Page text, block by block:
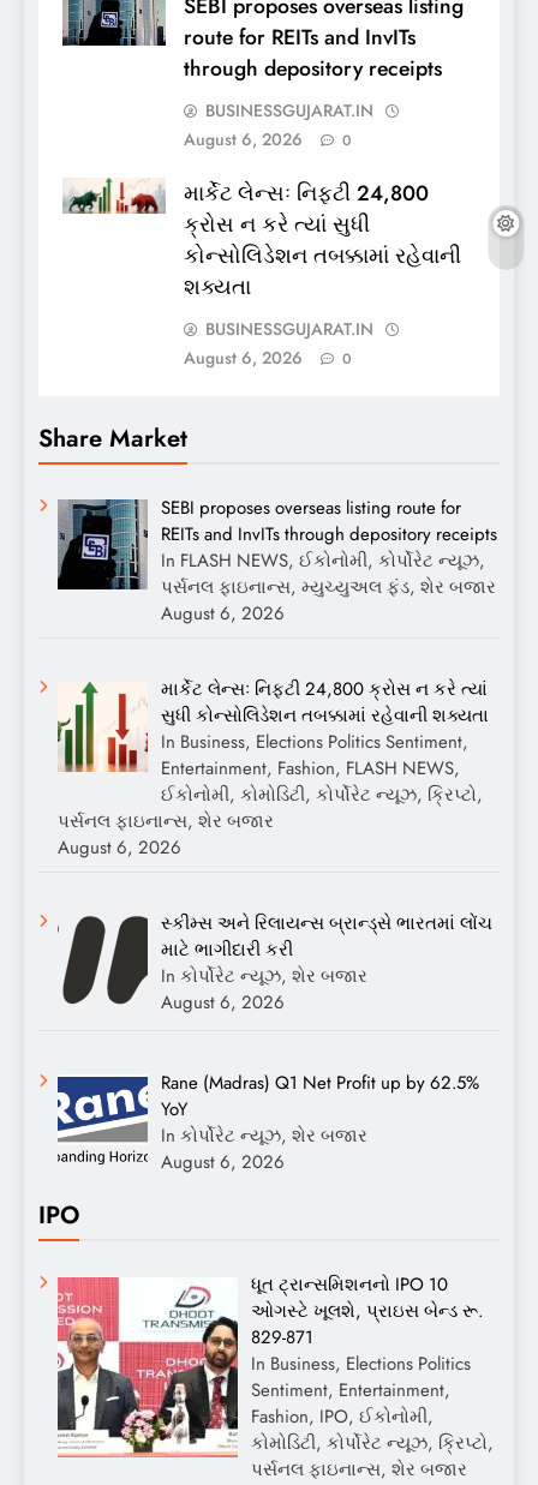
route for REITs and InvITs
through depository receipts
BUSINESSGUJARAT.IN
August 6, 2026
0
માર્કેટ લેન્સઃ નિફ્ટી 24,800
ક્રોસ ન કરે ત્યાં સુધી
કોન્સોલિડેશન તબક્કામાં રહેવાની
શક્યતા
BUSINESSGUJARAT.IN
August 6, 2026
0
Share Market
SEBI proposes overseas listing route for
REITs and InvITs through depository receipts
In FLASH NEWS, ઈકોનોમી, કોર્પોરેટ ન્યૂઝ,
પર્સનલ ફાઇનાન્સ, મ્યુચ્યુઅલ ફંડ, શેર બજાર
August 6, 2026
માર્કેટ લેન્સઃ નિફ્ટી 24,800 ક્રોસ ન કરે ત્યાં
સુધી કોન્સોલિડેશન તબક્કામાં રહેવાની શક્યતા
In Business, Elections Politics Sentiment,
Entertainment, Fashion, FLASH NEWS,
ઈકોનોમી, કોમોડિટી, કોર્પોરેટ ન્યૂઝ, ક્રિપ્ટો,
પર્સનલ ફાઇનાન્સ, શેર બજાર
August 6, 2026
સ્કીમ્સ અને રિલાયન્સ બ્રાન્ડ્સે ભારતમાં લોંચ
માટે ભાગીદારી કરી
In કોર્પોરેટ ન્યૂઝ, શેર બજાર
August 6, 2026
Rane (Madras) Q1 Net Profit up by 62.5%
YoY
In કોર્પોરેટ ન્યૂઝ, શેર બજાર
August 6, 2026
IPO
ધૂત ટ્રાન્સમિશનનો IPO 10
ઓગસ્ટે ખૂલશે, પ્રાઇસ બેન્ડ રૂ.
829-871
In Business, Elections Politics
Sentiment, Entertainment,
Fashion, IPO, ઈકોનોમી,
કોમોડિટી, કોર્પોરેટ ન્યૂઝ, ક્રિપ્ટો,
પર્સનલ ફાઇનાન્સ, શેર બજાર